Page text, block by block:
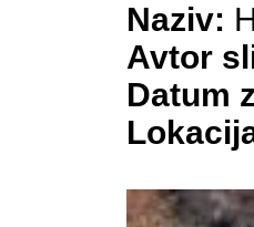
Naziv:
Avtor
Datum